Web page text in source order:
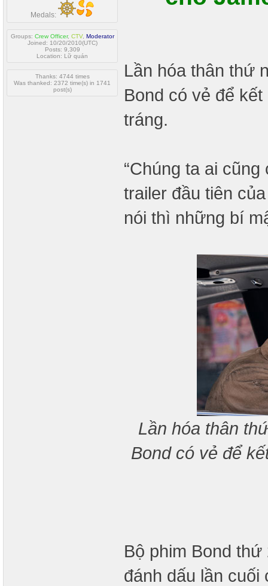
Medals:
Groups: Crew Officer, CTV, Moderator
Joined: 10/20/2010(UTC)
Posts: 9,309
Location: Lữ quán
Thanks: 4744 times
Was thanked: 2372 time(s) in 1741
post(s)
Lần hóa thân thứ
Bond có vẻ để
tráng.
“Chúng ta ai
trailer đầu tiên
nói thì những bí
Lần hóa thân
Bond có vẻ để
Bộ phim Bond
đánh dấu lần cuối